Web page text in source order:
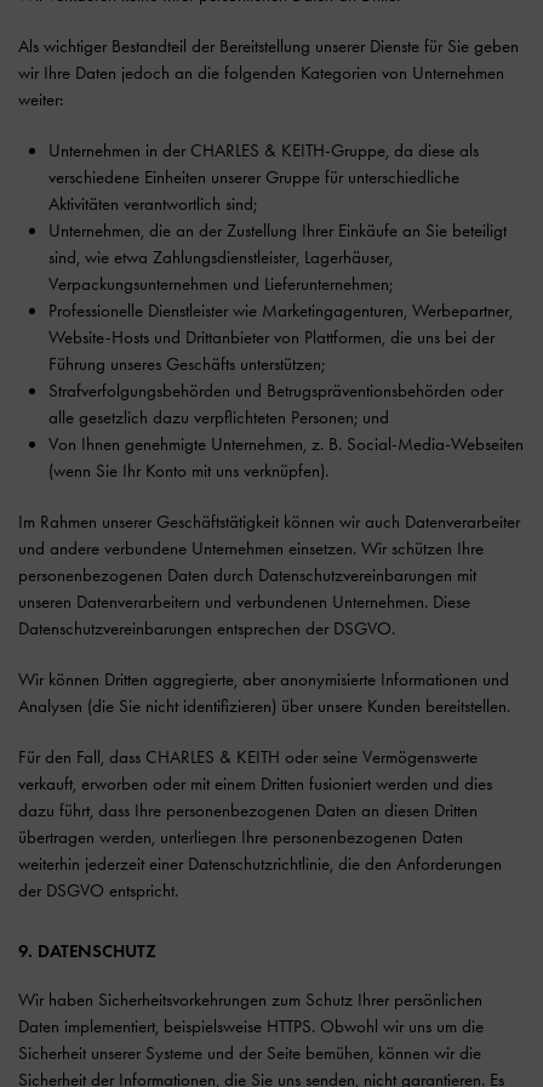
Als wichtiger Bestandteil der Bereitstellung unserer Dienste für Sie geben
wir Ihre Daten jedoch an die folgenden Kategorien von Unternehmen
weiter:
Unternehmen in der CHARLES & KEITH-Gruppe, da diese als
verschiedene Einheiten unserer Gruppe für unterschiedliche
Aktivitäten verantwortlich sind;
Unternehmen, die an der Zustellung Ihrer Einkäufe an Sie beteiligt
sind, wie etwa Zahlungsdienstleister, Lagerhäuser,
Verpackungsunternehmen und Lieferunternehmen;
Professionelle Dienstleister wie Marketingagenturen, Werbepartner,
Website-Hosts und Drittanbieter von Plattformen, die uns bei der
Führung unseres Geschäfts unterstützen;
Strafverfolgungsbehörden und Betrugspräventionsbehörden oder
alle gesetzlich dazu verpflichteten Personen; und
Von Ihnen genehmigte Unternehmen, z. B. Social-Media-Webseiten
(wenn Sie Ihr Konto mit uns verknüpfen).
Im Rahmen unserer Geschäftstätigkeit können wir auch Datenverarbeiter
und andere verbundene Unternehmen einsetzen. Wir schützen Ihre
personenbezogenen Daten durch Datenschutzvereinbarungen mit
unseren Datenverarbeitern und verbundenen Unternehmen. Diese
Datenschutzvereinbarungen entsprechen der DSGVO.
Wir können Dritten aggregierte, aber anonymisierte Informationen und
Analysen (die Sie nicht identifizieren) über unsere Kunden bereitstellen.
Für den Fall, dass CHARLES & KEITH oder seine Vermögenswerte
verkauft, erworben oder mit einem Dritten fusioniert werden und dies
dazu führt, dass Ihre personenbezogenen Daten an diesen Dritten
übertragen werden, unterliegen Ihre personenbezogenen Daten
weiterhin jederzeit einer Datenschutzrichtlinie, die den Anforderungen
der DSGVO entspricht.
9. DATENSCHUTZ
Wir haben Sicherheitsvorkehrungen zum Schutz Ihrer persönlichen
Daten implementiert, beispielsweise HTTPS. Obwohl wir uns um die
Sicherheit unserer Systeme und der Seite bemühen, können wir die
Sicherheit der Informationen, die Sie uns senden, nicht garantieren. Es